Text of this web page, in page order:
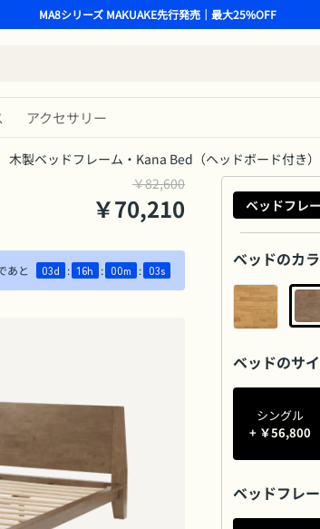
MA8シリーズ MAKUAKE先行発売｜最大25%OFF
アクセサリー
木製ベッドフレーム・Kana Bed（ヘッドボード付き）
￥82,600
￥70,210
あと 03d : 16h : 00m : 02s
ベッドフレ
ベッドのカ
ベッドのサ
シングル
+ ￥56,800
ベッドフレ